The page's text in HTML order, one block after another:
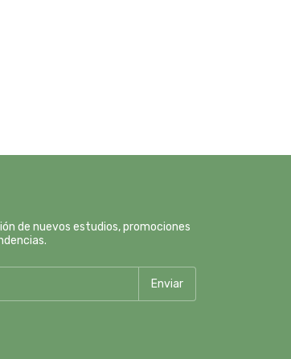
de nuevos estudios, promociones